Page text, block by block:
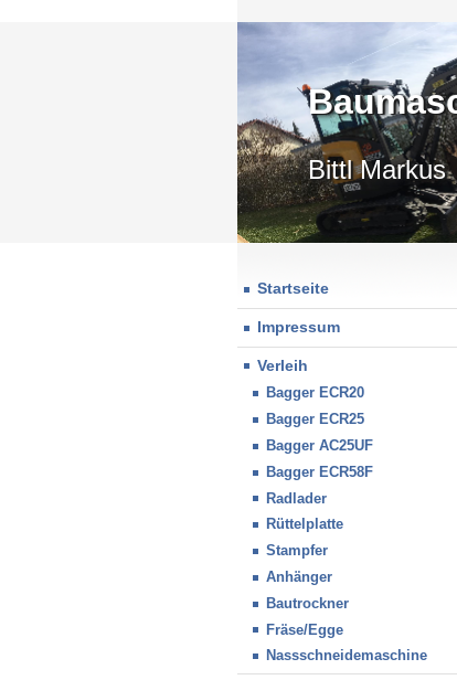
Bittl Markus
Startseite
Impressum
Verleih
Bagger ECR20
Bagger ECR25
Bagger AC25UF
Bagger ECR58F
Radlader
Rüttelplatte
Stampfer
Anhänger
Bautrockner
Fräse/Egge
Nassschneidemaschine